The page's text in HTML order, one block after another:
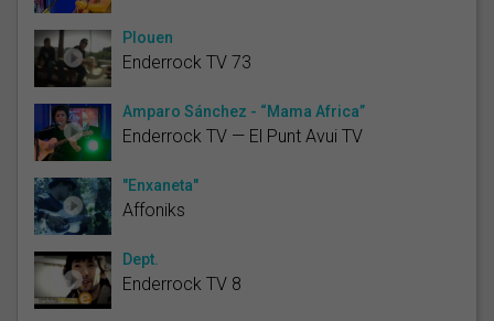
Plouen
Enderrock TV 73
Amparo Sánchez - “Mama Africa”
Enderrock TV — El Punt Avui TV
"Enxaneta"
Affoniks
Dept.
Enderrock TV 8